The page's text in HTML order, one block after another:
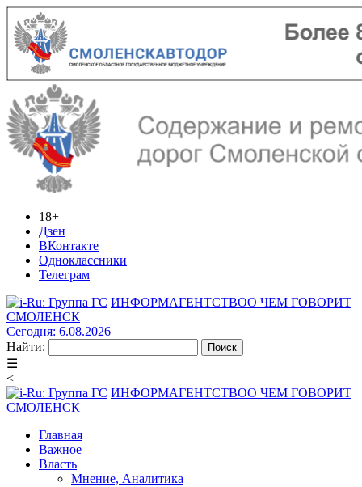
18+
Дзен
ВКонтакте
Одноклассники
Телеграм
ИНФОРМАГЕНТСТВОО ЧЕМ ГОВОРИТ
СМОЛЕНСК
Сегодня: 6.08.2026
Найти:
☰
<
ИНФОРМАГЕНТСТВОО ЧЕМ ГОВОРИТ
СМОЛЕНСК
Главная
Важное
Власть
Мнение, Аналитика